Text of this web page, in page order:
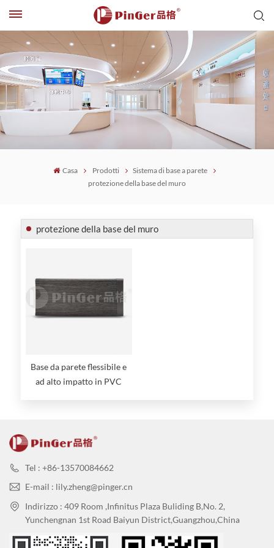
Casa Prodotti
Sistema di base a parete
protezione della base del muro
protezione della base del muro
Base da parete flessibile e
ad alto impatto in PVC
Tel : +86-13570084662
E-mail : lily.zheng@pinger.cn
Indirizzo : 409 Room ,Infinitus Plaza Buliding B,No. 2,
Yunchengnan 1st Road Baiyun District,Guangzhou,China